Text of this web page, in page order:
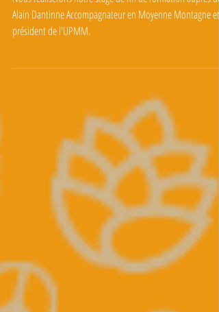
au 08/04/2022
Nous réaliserons notre stage de fin de formation auprès de
président de l'UPMM.